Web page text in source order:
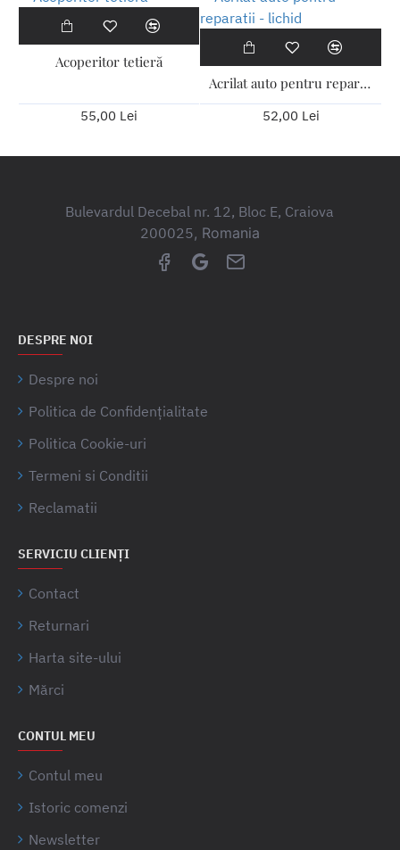
Acoperitor tetieră
55,00 Lei
Acrilat auto pentru reparatii - lichid
52,00 Lei
Bulevardul Decebal nr. 12, Bloc E, Craiova
200025, Romania
DESPRE NOI
Despre noi
Politica de Confidențialitate
Politica Cookie-uri
Termeni si Conditii
Reclamatii
SERVICIU CLIENȚI
Contact
Returnari
Harta site-ului
Mărci
CONTUL MEU
Contul meu
Istoric comenzi
Newsletter